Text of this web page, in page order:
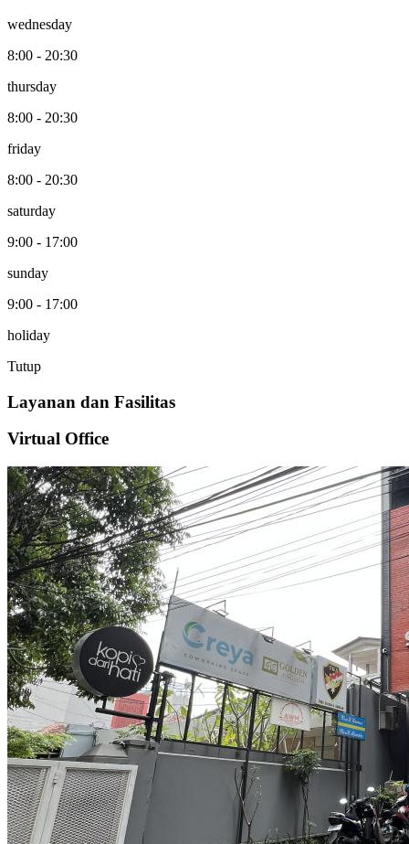
wednesday
8:00 - 20:30
thursday
8:00 - 20:30
friday
8:00 - 20:30
saturday
9:00 - 17:00
sunday
9:00 - 17:00
holiday
Tutup
Layanan dan Fasilitas
Virtual Office